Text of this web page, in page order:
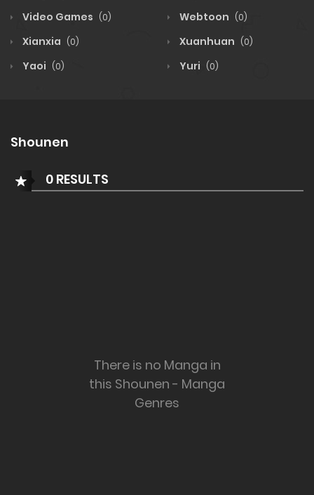
Video Games (0) Webtoon (0)
Xianxia (0) Xuanhuan (0)
Yaoi (0) Yuri (0)
Shounen
0 RESULTS
There is no Manga in
this Shounen - Manga
Genres